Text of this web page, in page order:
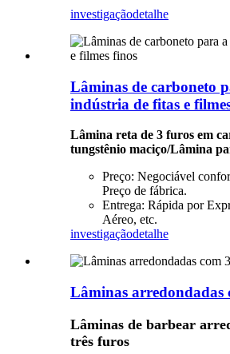
investigaçãodetalhe
Lâminas de carboneto
indústria de fitas e
Lâmina reta de 3 furos em
tungstênio maciço/Lâmina
Preço: Negociável
Preço de fábrica.
Entrega: Rápida por
Aéreo, etc.
investigaçãodetalhe
Lâminas arredondadas
Lâminas de barbear
três furos